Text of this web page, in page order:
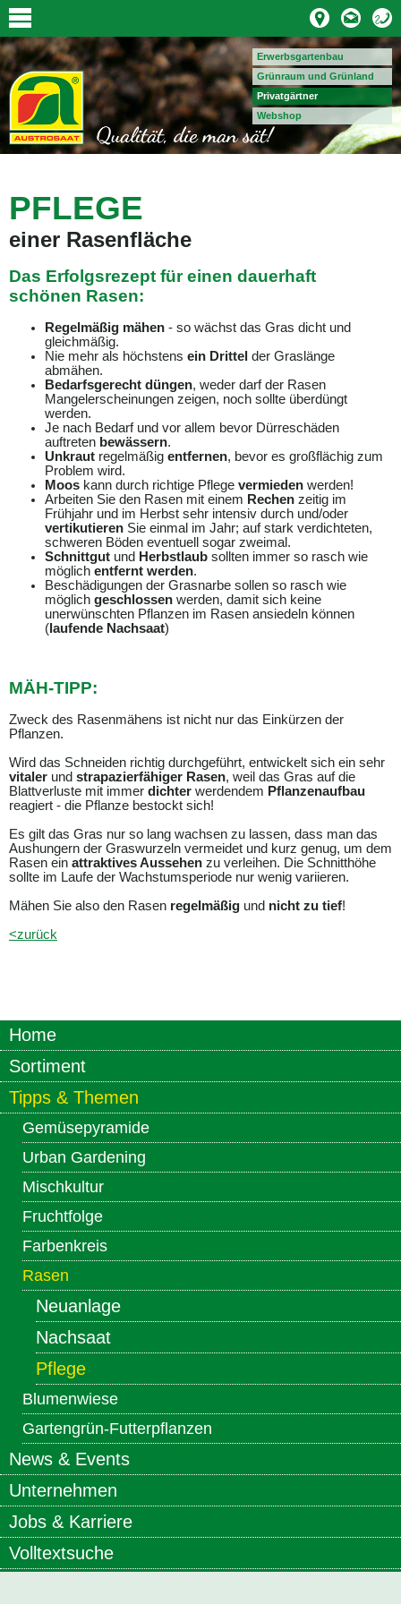
Erwerbsgartenbau
Grünraum und Grünland
Privatgärtner
Webshop
PFLEGE
einer Rasenfläche
Das Erfolgsrezept für einen dauerhaft
schönen Rasen:
Regelmäßig mähen - so wächst das Gras dicht und
gleichmäßig.
Nie mehr als höchstens ein Drittel der Graslänge
abmähen.
Bedarfsgerecht düngen, weder darf der Rasen
Mangelerscheinungen zeigen, noch sollte überdüngt
werden.
Je nach Bedarf und vor allem bevor Dürreschäden
auftreten bewässern.
Unkraut regelmäßig entfernen, bevor es großflächig zum
Problem wird.
Moos kann durch richtige Pflege vermieden werden!
Arbeiten Sie den Rasen mit einem Rechen zeitig im
Frühjahr und im Herbst sehr intensiv durch und/oder
vertikutieren Sie einmal im Jahr; auf stark verdichteten,
schweren Böden eventuell sogar zweimal.
Schnittgut und Herbstlaub sollten immer so rasch wie
möglich entfernt werden.
Beschädigungen der Grasnarbe sollen so rasch wie
möglich geschlossen werden, damit sich keine
unerwünschten Pflanzen im Rasen ansiedeln können
( laufende Nachsaat)
MÄH-TIPP:
Zweck des Rasenmähens ist nicht nur das Einkürzen der
Pflanzen.
Wird das Schneiden richtig durchgeführt, entwickelt sich ein sehr
vitaler und strapazierfähiger Rasen, weil das Gras auf die
Blattverluste mit immer dichter werdendem Pflanzenaufbau
reagiert - die Pflanze bestockt sich!
Es gilt das Gras nur so lang wachsen zu lassen, dass man das
Aushungern der Graswurzeln vermeidet und kurz genug, um dem
Rasen ein attraktives Aussehen zu verleihen. Die Schnitthöhe
sollte im Laufe der Wachstumsperiode nur wenig variieren.
Mähen Sie also den Rasen regelmäßig und nicht zu tief!
<zurück
Home
Sortiment
Tipps & Themen
Gemüsepyramide
Urban Gardening
Mischkultur
Fruchtfolge
Farbenkreis
Rasen
Neuanlage
Nachsaat
Pflege
Blumenwiese
Gartengrün-Futterpflanzen
News & Events
Unternehmen
Jobs & Karriere
Volltextsuche